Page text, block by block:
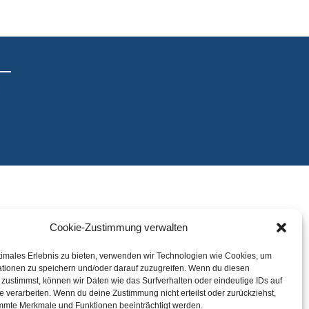
Cookie-Zustimmung verwalten
Erlebnis zu bieten, verwenden wir Technologien wie Cookies, um
zu speichern und/oder darauf zuzugreifen. Wenn du diesen
können wir Daten wie das Surfverhalten oder eindeutige IDs auf
verarbeiten. Wenn du deine Zustimmung nicht erteilst oder zurückziehst,
Merkmale und Funktionen beeinträchtigt werden.